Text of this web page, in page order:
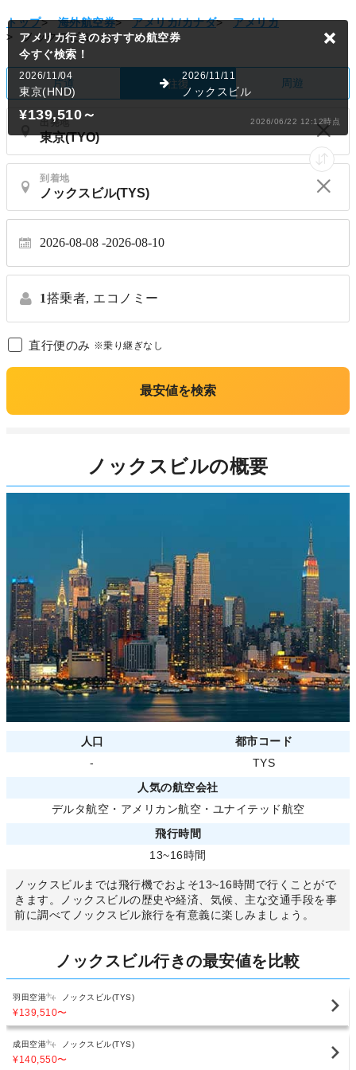
トップ> 海外航空券> アメリカ/カナダ>
アメリカ
>
ノックスビル
片道 往復 周遊
出発地
到着地
2026-08-08 2026-08-10
1搭乗者, エコノミー
直行便のみ ※乗り継ぎなし
最安値を検索
アメリカ行きのおすすめ航空券
今すぐ検索！
2026/11/04
東京(HND)
2026/11/11
ノックスビル
¥139,510～ 2026/06/22 12:12時点
ノックスビルの概要
人口
都市コード
-
TYS
人気の航空会社
デルタ航空 ・ アメリカン航空 ・ ユナイテッド航空
飛行時間
13~16時間
ノックスビルまでは飛行機でおよそ13~16時間で行くことがで
きます。ノックスビルの歴史や経済、気候、主な交通手段を事
前に調べてノックスビル旅行を有意義に楽しみましょう。
ノックスビル行きの最安値を比較
羽田空港 ノックスビル(TYS)
¥139,510〜
成田空港 ノックスビル(TYS)
¥140,550〜